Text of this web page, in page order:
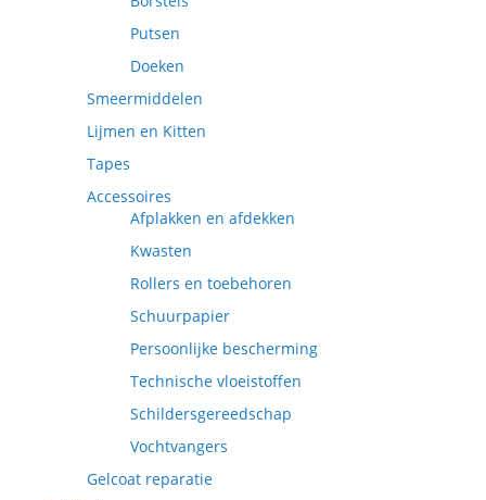
Putsen
Doeken
Smeermiddelen
Lijmen en Kitten
Tapes
Accessoires
Afplakken en afdekken
Kwasten
Rollers en toebehoren
Schuurpapier
Persoonlijke bescherming
Technische vloeistoffen
Schildersgereedschap
Vochtvangers
Gelcoat reparatie